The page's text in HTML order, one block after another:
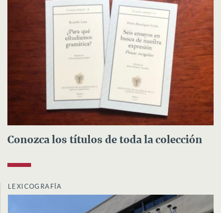
Conozca los títulos de toda la colección
LEXICOGRAFÍA